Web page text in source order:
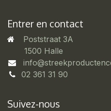
Entrer en contact
Poststraat 3A
​1500 Halle
02 361 31 90
Suivez-nous